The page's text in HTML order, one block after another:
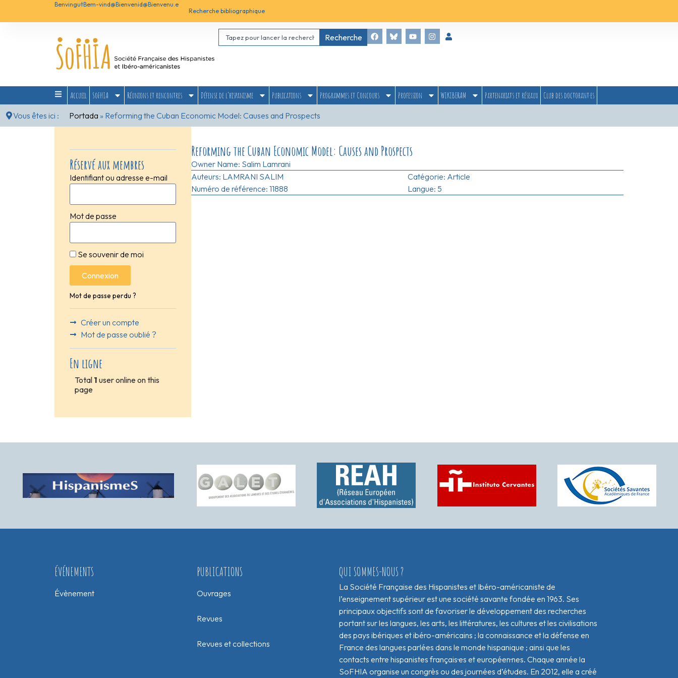
BenvingutBem-vind@Bienvenid@Bienvenu.e
Recherche bibliographique
Recherche
Accueil SoFHIA Réunions et rencontres Défense de l’hispanisme Publications Programmes et Concours Profession WIKIBERAM Partenariats et réseaux
Club des doctorant·es
Vous êtes ici :
Portada » Reforming the Cuban Economic Model: Causes and Prospects
Réservé aux membres
Identifiant ou adresse e-mail
Mot de passe
Se souvenir de moi
Connexion
Mot de passe perdu ?
Créer un compte
Mot de passe oublié ?
En ligne
Total 1 user online on this
page
Reforming the Cuban Economic Model: Causes and Prospects
Owner Name: Salim Lamrani
Auteurs: LAMRANI SALIM
Numéro de référence: 11888
Catégorie: Article
Langue: 5
ÉVÉNEMENTS
Évènement
PUBLICATIONS
Ouvrages
Revues
Revues et collections
QUI SOMMES-NOUS ?
La Société Française des Hispanistes et Ibéro-américaniste de
l’enseignement supérieur est une société savante fondée en 1963. Ses
principaux objectifs sont de favoriser le développement des recherches
portant sur les langues, les arts, les littératures, les cultures et les civilisations
des pays ibériques et ibéro-américains ; la connaissance et la défense en
France des langues parlées dans le monde hispanique ; ainsi que les
contacts entre hispanistes français·es et européen·nes. Chaque année la
SoFHIA organise un congrès ou des journées d’études. En 2012, elle a créé